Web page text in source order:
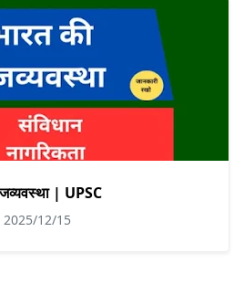
| UPSC
2025/12/15